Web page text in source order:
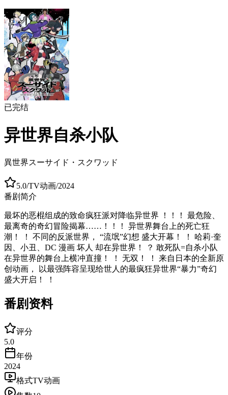
已完结
异世界自杀小队
異世界スーサイド・スクワッド
5.0/TV动画/2024
番剧简介
最坏的恶棍组成的致命疯狂派对降临异世界 ！！！ 最危险、
最离奇的奇幻冒险揭幕……！！！ 异世界舞台上的死亡狂
潮！ ！ 不同的反派世界， “流氓”幻想 盛大开幕！ ！ 哈莉·奎
因、小丑、DC 漫画 坏人 却在异世界！ ？ 敢死队=自杀小队
在异世界的舞台上横冲直撞！ ！ 无双！ ！ 来自日本的全新原
创动画， 以最强阵容呈现给世人的最疯狂异世界“暴力”奇幻
盛大开启！ ！
番剧资料
评分
5.0
年份
2024
格式TV动画